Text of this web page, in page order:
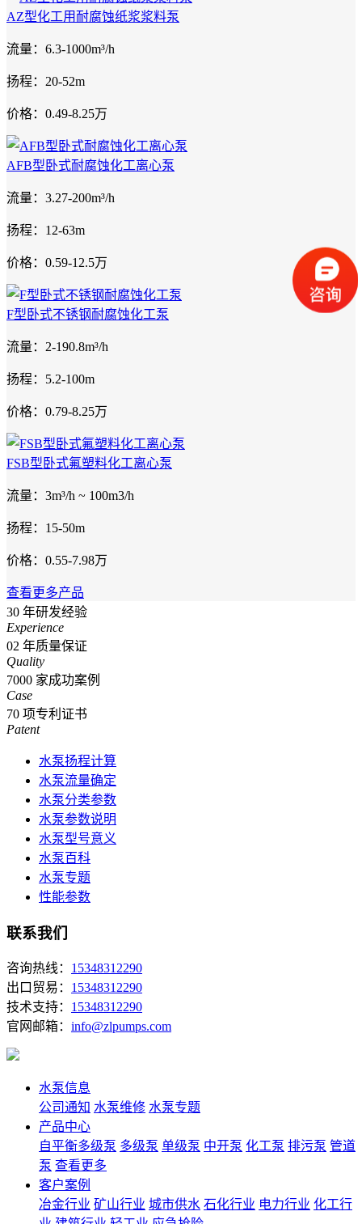
AZ型化工用耐腐蚀纸浆浆料泵
流量：6.3-1000m³/h
扬程：20-52m
价格：0.49-8.25万
AFB型卧式耐腐蚀化工离心泵
流量：3.27-200m³/h
扬程：12-63m
价格：0.59-12.5万
F型卧式不锈钢耐腐蚀化工泵
流量：2-190.8m³/h
扬程：5.2-100m
价格：0.79-8.25万
FSB型卧式氟塑料化工离心泵
流量：3m³/h ~ 100m3/h
扬程：15-50m
价格：0.55-7.98万
查看更多产品
30 年研发经验
Experience
02 年质量保证
Quality
7000 家成功案例
Case
70 项专利证书
Patent
水泵扬程计算
水泵流量确定
水泵分类参数
水泵参数说明
水泵型号意义
水泵百科
水泵专题
性能参数
联系我们
咨询热线： 15348312290
出口贸易： 15348312290
技术支持： 15348312290
官网邮箱： info@zlpumps.com
水泵信息
公司通知 水泵维修 水泵专题
产品中心
自平衡多级泵 多级泵 单级泵 中开泵 化工泵 排污泵 管道
泵 查看更多
客户案例
冶金行业 矿山行业 城市供水 石化行业 电力行业 化工行